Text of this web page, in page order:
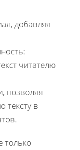
добавляя
читателю
позволяя
тексту в
только